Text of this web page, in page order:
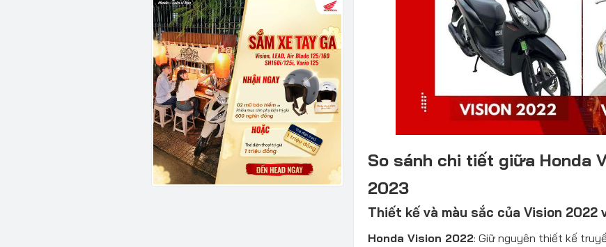
So sánh chi tiết giữa Honda
2023
Thiết kế và màu sắc của Vision 2022
Honda Vision 2022: Giữ nguyên thiết kế